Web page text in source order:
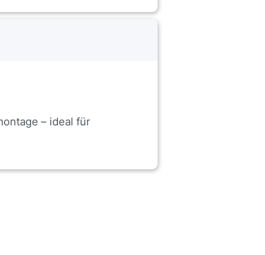
– ideal für